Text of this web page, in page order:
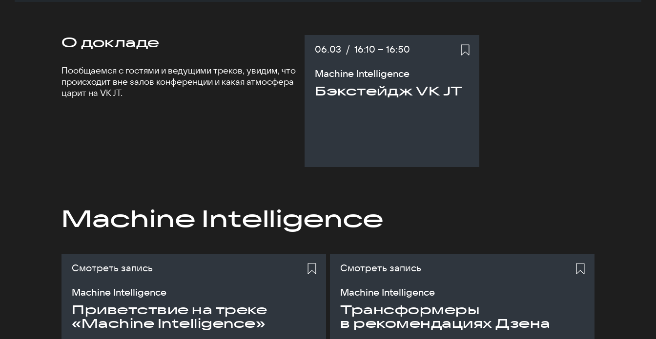
О докладе
Пообщаемся с гостями и ведущими треков, увидим, что
происходит вне залов конференции и какая атмосфера
царит на VK JT.
Дата:
06.03 / Начало:
16:10 – Конец:
16:50
Machine Intelligence
Бэкстейдж VK JT
Machine Intelligence
Смотреть запись
Machine Intelligence
Приветствие на треке
«Machine Intelligence»
Смотреть запись
Machine Intelligence
Трансформеры
в рекомендациях Дзена